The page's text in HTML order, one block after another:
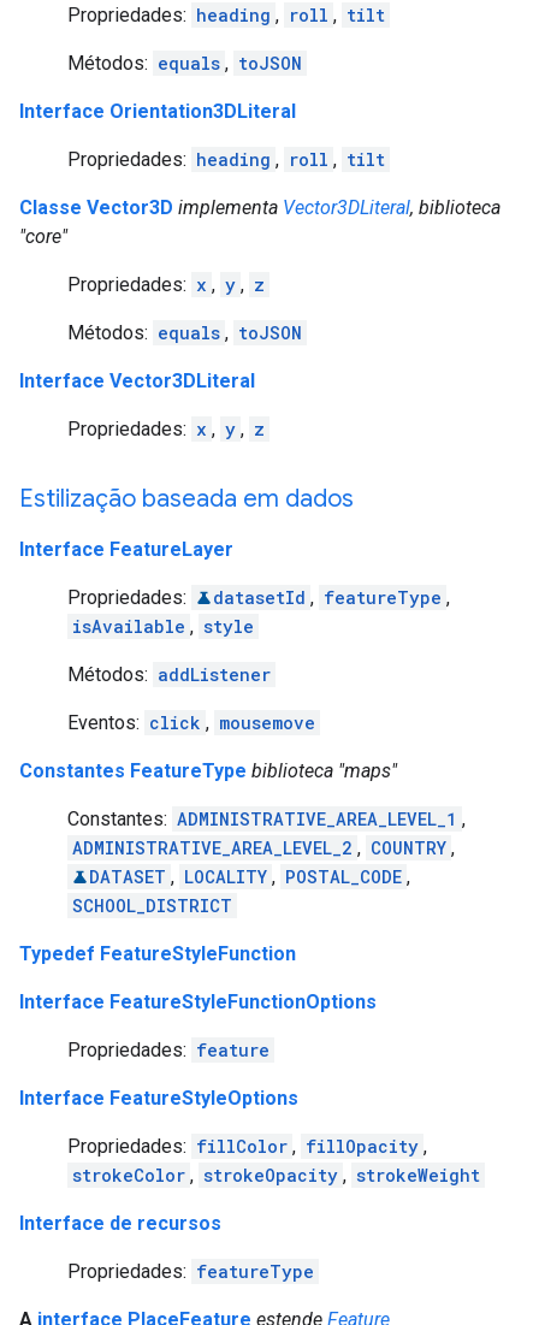
Propriedades: heading , roll , tilt
Métodos: equals , toJSON
Interface Orientation3DLiteral
Propriedades: heading , roll , tilt
Classe Vector3D implementa Vector3DLiteral, biblioteca
"core"
Propriedades: x , y , z
Métodos: equals , toJSON
Interface Vector3DLiteral
Propriedades: x , y , z
Estilização baseada em dados
Interface FeatureLayer
Propriedades: datasetId , featureType ,
isAvailable , style
Métodos: addListener
Eventos: click , mousemove
Constantes FeatureType biblioteca "maps"
Constantes: ADMINISTRATIVE_AREA_LEVEL_1 ,
ADMINISTRATIVE_AREA_LEVEL_2 , COUNTRY ,
DATASET , LOCALITY , POSTAL_CODE ,
SCHOOL_DISTRICT
Typedef FeatureStyleFunction
Interface FeatureStyleFunctionOptions
Propriedades: feature
Interface FeatureStyleOptions
Propriedades: fillColor , fillOpacity ,
strokeColor , strokeOpacity , strokeWeight
Interface de recursos
Propriedades: featureType
A interface PlaceFeature estende Feature